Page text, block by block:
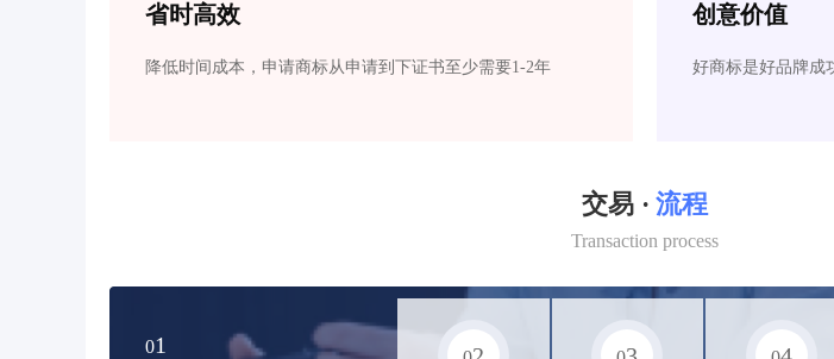
省时高效
降低时间成本，申请商标从申请到下证书至少需要1-2年
创意价值
好商标是好品牌成
交易 · 流程
Transaction process
01